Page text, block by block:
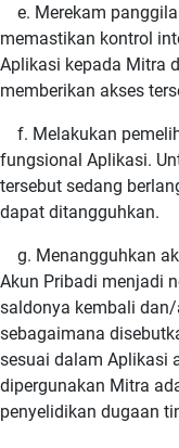
e. Merekam
memastikan kontrol
Aplikasi kepada Mitra
memberikan akses
f. Melakukan
fungsional Aplikasi.
tersebut sedang
dapat ditangguhkan.
g. Menangguhkan
Akun Pribadi menjadi
saldonya kembali
sebagaimana
sesuai dalam Aplikasi
dipergunakan Mitra
penyelidikan dugaan